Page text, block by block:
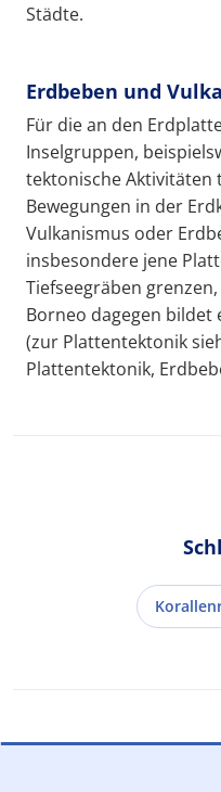
Städte.
Erdbeben und
Für die an den
Inselgruppen,
tektonische Aktivitäten
Bewegungen in der
Vulkanismus oder
insbesondere jene
Tiefseegräben
Borneo dagegen bildet
(zur Plattentektonik
Plattentektonik,